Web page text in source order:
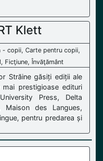
Klett
copii, Carte pentru copii,
Ficţiune, Învăţământ
Străine găsiți ediții ale
prestigioase edituri
Press, Delta
Maison des Langues,
pentru predarea și